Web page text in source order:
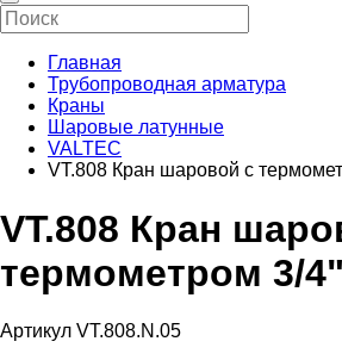
Главная
Трубопроводная арматура
Краны
Шаровые латунные
VALTEC
VT.808 Кран шаровой с
VT.808 Кран
термометром 3/4"
Артикул VT.808.N.05